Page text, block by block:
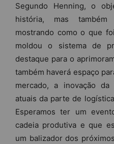
Segundo Henning, o
história, mas
mostrando como o que
moldou o sistema de
destaque para o
também haverá espaço
mercado, a inovação
atuais da parte de
Esperamos ter um
cadeia produtiva e que
um balizador dos